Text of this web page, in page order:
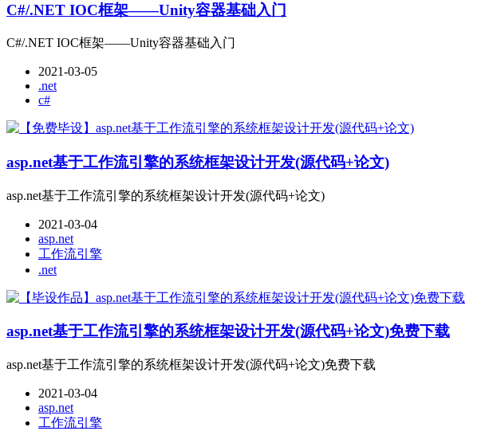
C#/.NET IOC框架——Unity容器基础入门
C#/.NET IOC框架——Unity容器基础入门
2021-03-05
.net
c#
asp.net基于工作流引擎的系统框架设计开发(源代码+论文)
asp.net基于工作流引擎的系统框架设计开发(源代码+论文)
2021-03-04
asp.net
工作流引擎
.net
asp.net基于工作流引擎的系统框架设计开发(源代码+论文)免费下载
asp.net基于工作流引擎的系统框架设计开发(源代码+论文)免费下载
2021-03-04
asp.net
工作流引擎